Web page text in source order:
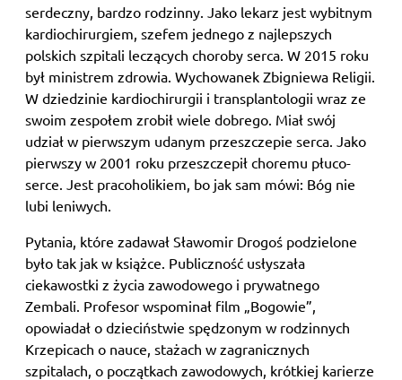
serdeczny, bardzo rodzinny. Jako lekarz jest wybitnym
kardiochirurgiem, szefem jednego z najlepszych
polskich szpitali leczących choroby serca. W 2015 roku
był ministrem zdrowia. Wychowanek Zbigniewa Religii.
W dziedzinie kardiochirurgii i transplantologii wraz ze
swoim zespołem zrobił wiele dobrego. Miał swój
udział w pierwszym udanym przeszczepie serca. Jako
pierwszy w 2001 roku przeszczepił choremu płuco-
serce. Jest pracoholikiem, bo jak sam mówi: Bóg nie
lubi leniwych.
Pytania, które zadawał Sławomir Drogoś podzielone
było tak jak w książce. Publiczność usłyszała
ciekawostki z życia zawodowego i prywatnego
Zembali. Profesor wspominał film „Bogowie”,
opowiadał o dzieciństwie spędzonym w rodzinnych
Krzepicach o nauce, stażach w zagranicznych
szpitalach, o początkach zawodowych, krótkiej karierze